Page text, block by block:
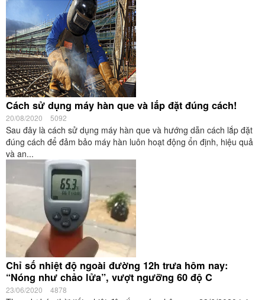
Cách sử dụng máy hàn que và lắp đặt đúng cách!
20/08/2020 5092
Sau đây là cách sử dụng máy hàn que và hướng dẫn cách lắp đặt
đúng cách để đảm bảo máy hàn luôn hoạt động ổn định, hiệu quả
và an...
Chỉ số nhiệt độ ngoài đường 12h trưa hôm nay:
“Nóng như chảo lửa”, vượt ngưỡng 60 độ C
23/06/2020 4878